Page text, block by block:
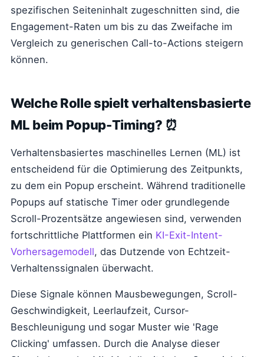
spezifischen Seiteninhalt zugeschnitten sind, die
Engagement-Raten um bis zu das Zweifache im
Vergleich zu generischen Call-to-Actions steigern
können.
Welche Rolle spielt verhaltensbasierte
ML beim Popup-Timing? ⏰
Verhaltensbasiertes maschinelles Lernen (ML) ist
entscheidend für die Optimierung des Zeitpunkts,
zu dem ein Popup erscheint. Während traditionelle
Popups auf statische Timer oder grundlegende
Scroll-Prozentsätze angewiesen sind, verwenden
fortschrittliche Plattformen ein KI-Exit-Intent-
Vorhersagemodell, das Dutzende von Echtzeit-
Verhaltenssignalen überwacht.
Diese Signale können Mausbewegungen, Scroll-
Geschwindigkeit, Leerlaufzeit, Cursor-
Beschleunigung und sogar Muster wie 'Rage
Clicking' umfassen. Durch die Analyse dieser